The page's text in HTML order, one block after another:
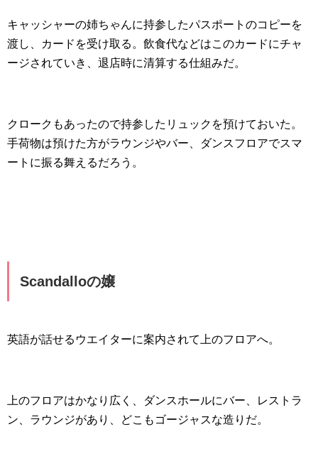
キャッシャーの姉ちゃんに持参したパスポートのコピーを
渡し、カードを受け取る。飲食代などはこのカードにチャ
ージされていき、退店時に清算する仕組みだ。
クロークもあったので持参したリュックを預けておいた。
手荷物は預けた方がラウンジやバー、ダンスフロアでスマ
ートに振る舞えるだろう。
Scandalloの嬢
英語が話せるウエイターに案内されて上のフロアへ。
上のフロアはかなり広く、ダンスホールにバー、レストラ
ン、ラウンジがあり、どこもゴージャスな造りだ。